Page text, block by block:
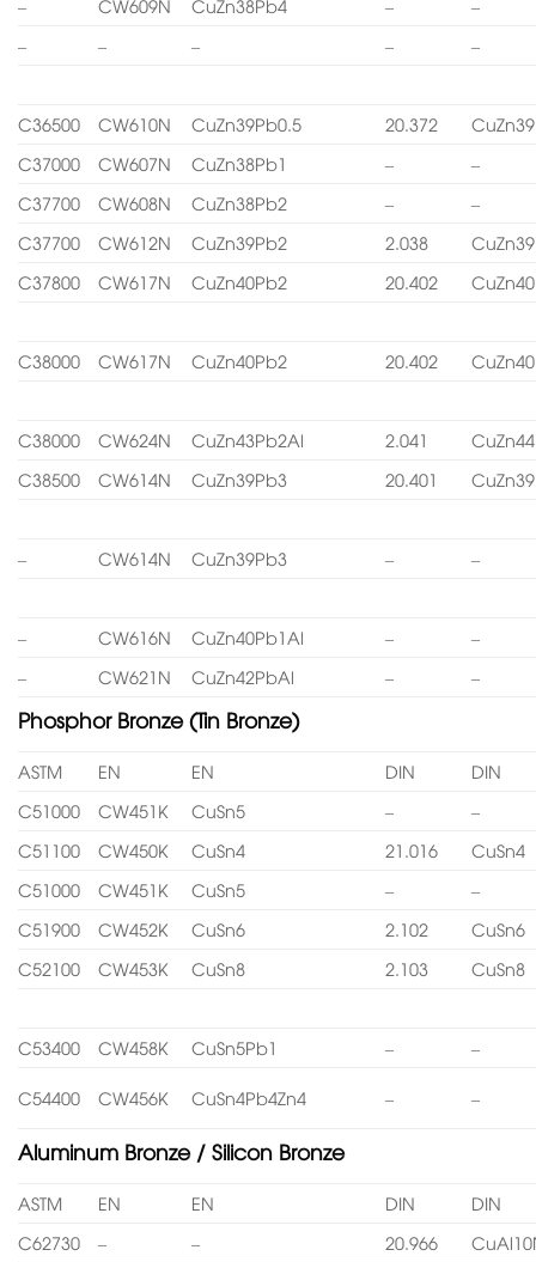
– CW609N CuZn38Pb4 –
–
–
– – – –
C36500 CW610N CuZn39Pb0.5 20.372
C37000
CW607N CuZn38Pb1 –
–
C37700
CW608N CuZn38Pb2 –
–
C37700
CW612N CuZn39Pb2 2.038
C37800
CW617N CuZn40Pb2 20.402
C38000 CW617N CuZn40Pb2 20.402
C38000 CW624N CuZn43Pb2Al 2.041
C38500
CW614N CuZn39Pb3 20.401
– CW614N CuZn39Pb3 – –
– CW616N CuZn40Pb1Al –
–
–
CW621N CuZn42PbAl – –
Phosphor Bronze (Tin Bronze)
ASTM EN EN DIN
DIN
C51000
CW451K CuSn5 –
–
C51100
CW450K CuSn4 21.016
CuSn4
C51000
CW451K CuSn5 –
–
C51900
CW452K CuSn6 2.102
CuSn6
C52100
CW453K CuSn8 2.103 CuSn8
C53400 CW458K CuSn5Pb1 – –
C54400 CW456K CuSn4Pb4Zn4 – –
Aluminum Bronze / Silicon Bronze
ASTM EN EN DIN
DIN
C62730
– – 20.966